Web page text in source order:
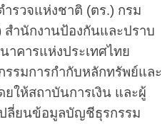
รวจแห่งชาติ (ตร.) กรม
สำนักงานป้องกันและปราบ
าคารแห่งประเทศไทย
รมการกำกับหลักทรัพย์และ
ให้สถาบันการเงิน และผู้
ปลี่ยนข้อมูลบัญชีธุรกรรม